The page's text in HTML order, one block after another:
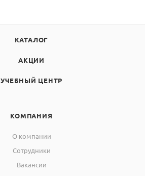
КАТАЛОГ
АКЦИИ
УЧЕБНЫЙ ЦЕНТР
КОМПАНИЯ
О компании
Сотрудники
Вакансии